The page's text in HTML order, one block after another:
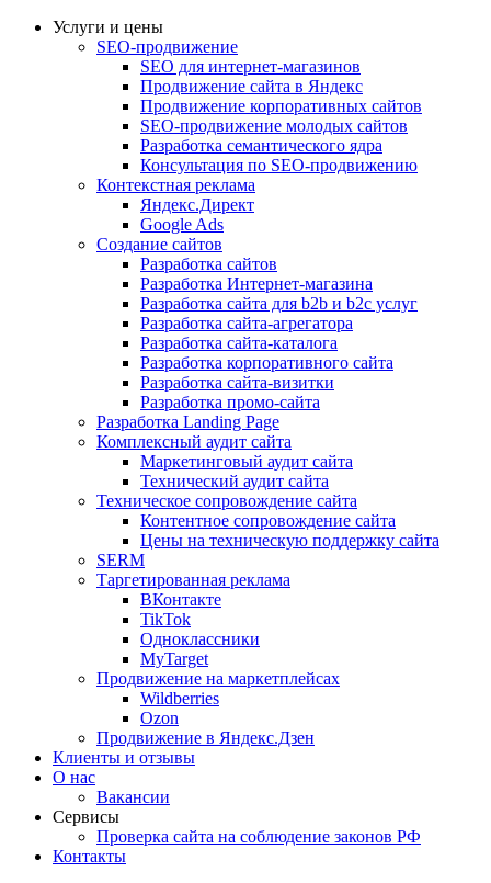
Услуги и цены
SEO-продвижение
SEO для интернет-магазинов
Продвижение сайта в Яндекс
Продвижение корпоративных сайтов
SEO-продвижение молодых сайтов
Разработка семантического ядра
Консультация по SEO-продвижению
Контекстная реклама
Яндекс.Директ
Google Ads
Создание сайтов
Разработка сайтов
Разработка Интернет-магазина
Разработка сайта для b2b и b2c услуг
Разработка сайта-агрегатора
Разработка сайта-каталога
Разработка корпоративного сайта
Разработка сайта-визитки
Разработка промо-сайта
Разработка Landing Page
Комплексный аудит сайта
Маркетинговый аудит сайта
Технический аудит сайта
Техническое сопровождение сайта
Контентное сопровождение сайта
Цены на техническую поддержку сайта
SERM
Таргетированная реклама
ВКонтакте
TikTok
Одноклассники
MyTarget
Продвижение на маркетплейсах
Wildberries
Ozon
Продвижение в Яндекс.Дзен
Клиенты и отзывы
О нас
Вакансии
Сервисы
Проверка сайта на соблюдение законов РФ
Контакты